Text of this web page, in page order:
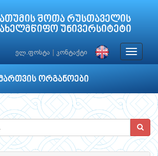
შოთა რუსთაველის
უნივერსიტეტი
ელ.ფოსტა კონტაქტი
Toggle
ორგანოები